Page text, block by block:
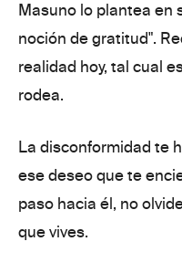
Masuno lo plantea en
noción de gratitud".
realidad hoy, tal cual
rodea.
La disconformidad te
ese deseo que te
paso hacia él, no
que vives.